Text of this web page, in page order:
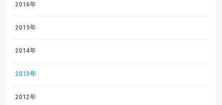
2016年
2015年
2014年
2013年
2012年